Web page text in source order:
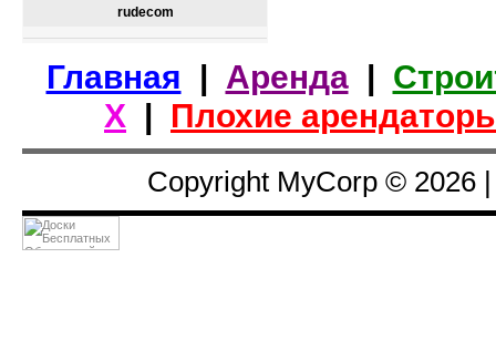
rudecom
Главная | Аренда|
Х | Плохие
Copyright MyCorp © 2026